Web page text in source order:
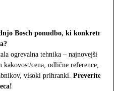
Bosch ponudbo, ki konkretno
ogrevalna tehnika – najnovejši
cena, odlične reference,
visoki prihranki. Preverite